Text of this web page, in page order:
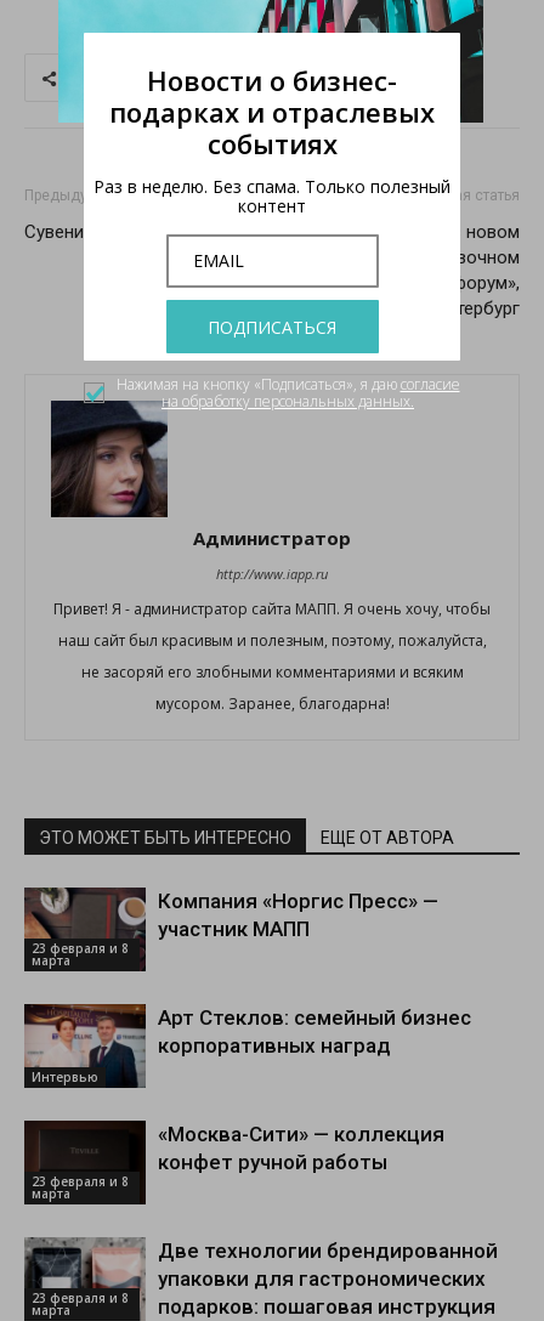
Новости о бизнес-
подарках и отраслевых
событиях
Раз в неделю. Без спама. Только полезный
контент
ПОДПИСАТЬСЯ
Нажимая на кнопку «Подписаться», я даюсогласие
на обработку персональных данных.
Предыдущая статья
Сувенирная кухня
Следующая статья
РИДО -2014 в новом
конгрессно-выставочном
центре «Экспофорум»,
Санкт-Петербург
Администратор
http://www.iapp.ru
Привет! Я - администратор сайта МАПП. Я очень хочу, чтобы
наш сайт был красивым и полезным, поэтому, пожалуйста,
не засоряй его злобными комментариями и всяким
мусором. Заранее, благодарна!
ЭТО МОЖЕТ БЫТЬ ИНТЕРЕСНО ЕЩЕ ОТ АВТОРА
23 февраля и 8
марта
Компания «Норгис Пресс» —
участник МАПП
Интервью
Арт Стеклов: семейный бизнес
корпоративных наград
23 февраля и 8
марта
«Москва-Сити» — коллекция
конфет ручной работы
23 февраля и 8
марта
Две технологии брендированной
упаковки для гастрономических
подарков: пошаговая инструкция